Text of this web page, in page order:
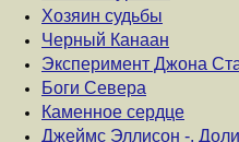
Хозяин судьбы
Черный Канаан
Эксперимент Джона
Боги Севера
Каменное сердце
Джеймс Эллисон -.